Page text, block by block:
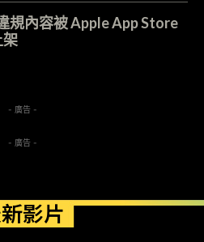
規內容被 Apple App Store
架
- 廣告 -
- 廣告 -
影片